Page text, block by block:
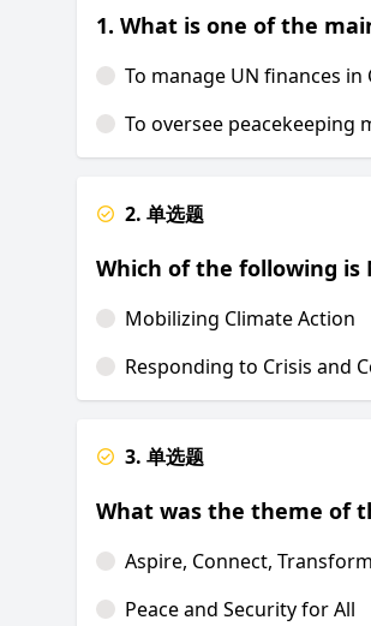
1. What is one of the
To manage UN finances in
To oversee peacekeeping
2. 单选题
Which of the following is
Mobilizing Climate Action
Responding to Crisis and
3. 单选题
What was the theme of
Aspire, Connect, Transform
Peace and Security for All